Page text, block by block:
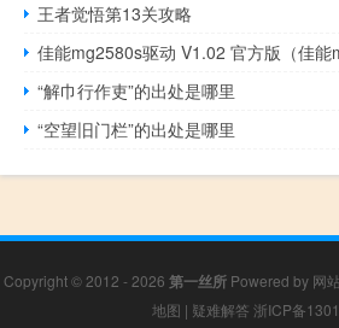
王者觉悟第13关攻略
“解巾行作吏”的出处是哪里
“空望旧门栏”的出处是哪里
Copyright © 2012 - 2026 第一丝所 Powered by 网
地图 | 疑难解答 浙ICP备